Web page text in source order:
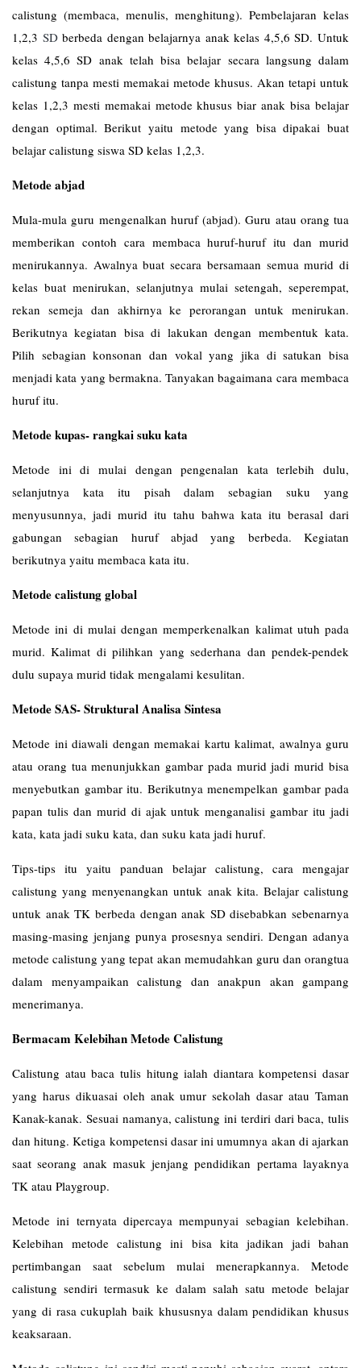
calistung (membaca, menulis, menghitung). Pembelajaran kelas
1,2,3 SDberbeda dengan belajarnya anak kelas 4,5,6 SD. Untuk
kelas 4,5,6 SD anak telah bisa belajar secara langsung dalam
calistung tanpa mesti memakai metode khusus. Akan tetapi untuk
kelas 1,2,3 mesti memakai metode khusus biar anak bisa belajar
dengan optimal. Berikut yaitu metode yang bisa dipakai buat
belajar calistung siswa SD kelas 1,2,3.
Metode abjad
Mula-mula guru mengenalkan huruf (abjad). Guru atau orang tua
memberikan contoh cara membaca huruf-huruf itu dan murid
menirukannya. Awalnya buat secara bersamaan semua murid di
kelas buat menirukan, selanjutnya mulai setengah, seperempat,
rekan semeja dan akhirnya ke perorangan untuk menirukan.
Berikutnya kegiatan bisa di lakukan dengan membentuk kata.
Pilih sebagian konsonan dan vokal yang jika di satukan bisa
menjadi kata yang bermakna. Tanyakan bagaimana cara membaca
huruf itu.
Metode kupas- rangkai suku kata
Metode ini di mulai dengan pengenalan kata terlebih dulu,
selanjutnya kata itu pisah dalam sebagian suku yang
menyusunnya, jadi murid itu tahu bahwa kata itu berasal dari
gabungan sebagian huruf abjad yang berbeda. Kegiatan
berikutnya yaitu membaca kata itu.
Metode calistung global
Metode ini di mulai dengan memperkenalkan kalimat utuh pada
murid. Kalimat di pilihkan yang sederhana dan pendek-pendek
dulu supaya murid tidak mengalami kesulitan.
Metode SAS- Struktural Analisa Sintesa
Metode ini diawali dengan memakai kartu kalimat, awalnya guru
atau orang tua menunjukkan gambar pada murid jadi murid bisa
menyebutkan gambar itu. Berikutnya menempelkan gambar pada
papan tulis dan murid di ajak untuk menganalisi gambar itu jadi
kata, kata jadi suku kata, dan suku kata jadi huruf.
Tips-tips itu yaitu panduan belajar calistung, cara mengajar
calistung yang menyenangkan untuk anak kita. Belajar calistung
untuk anak TK berbeda dengan anak SD disebabkan sebenarnya
masing-masing jenjang punya prosesnya sendiri. Dengan adanya
metode calistung yang tepat akan memudahkan guru dan orangtua
dalam menyampaikan calistung dan anakpun akan gampang
menerimanya.
Bermacam Kelebihan Metode Calistung
Calistung atau baca tulis hitung ialah diantara kompetensi dasar
yang harus dikuasai oleh anak umur sekolah dasar atau Taman
Kanak-kanak. Sesuai namanya, calistung ini terdiri dari baca, tulis
dan hitung. Ketiga kompetensi dasar ini umumnya akan di ajarkan
saat seorang anak masuk jenjang pendidikan pertama layaknya
TK atau Playgroup.
Metode ini ternyata dipercaya mempunyai sebagian kelebihan.
Kelebihan metode calistung ini bisa kita jadikan jadi bahan
pertimbangan saat sebelum mulai menerapkannya. Metode
calistung sendiri termasuk ke dalam salah satu metode belajar
yang di rasa cukuplah baik khususnya dalam pendidikan khusus
keaksaraan.